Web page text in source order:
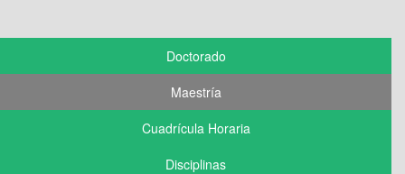
Doctorado
Maestría
Cuadrícula Horaria
Disciplinas